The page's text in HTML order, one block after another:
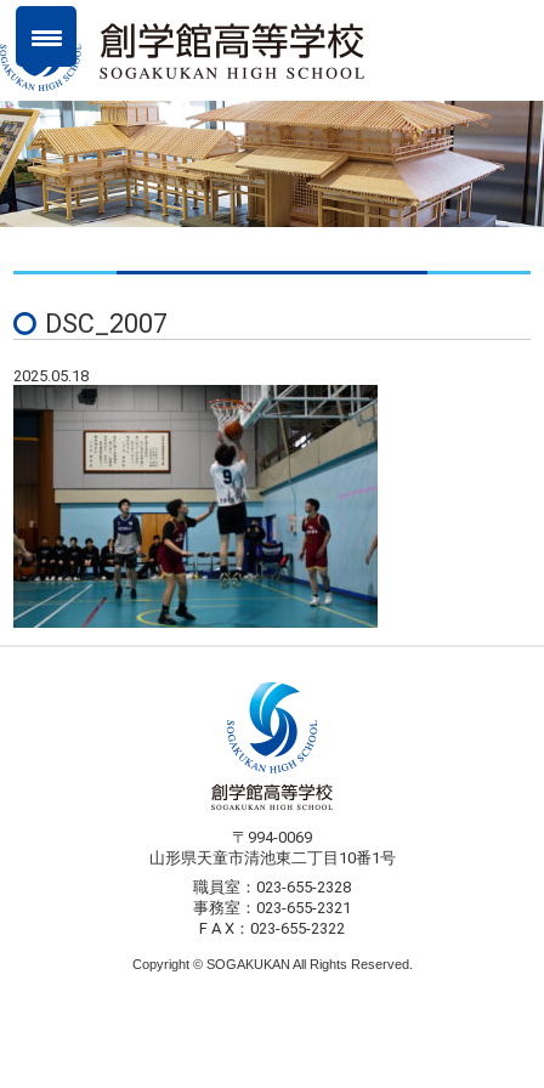
DSC_2007
2025.05.18
〒994-0069
山形県天童市清池東二丁目10番1号
職員室：023-655-2328
事務室：023-655-2321
F A X：023-655-2322
Copyright © SOGAKUKAN All Rights Reserved.